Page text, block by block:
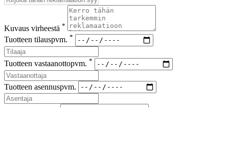
Kuvaus virheestä *
Tuotteen tilauspvm. *
Tuotteen vastaanottopvm. *
Tuotteen asennuspvm.